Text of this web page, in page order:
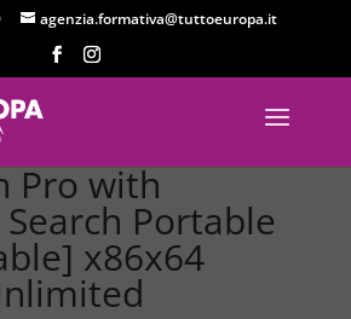
agenzia.formativa@tuttoeuropa.it
Pro with
Portable
x86x64